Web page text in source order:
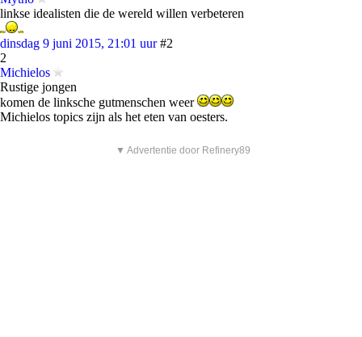
linkse idealisten die de wereld willen verbeteren
dinsdag 9 juni 2015, 21:01 uur #2
2
Michielos
Rustige jongen
komen de linksche gutmenschen weer
Michielos topics zijn als het eten van oesters.
▼ Advertentie door Refinery89